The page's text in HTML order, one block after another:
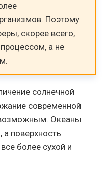
Поэтому
скорее всего,
а не
солнечной
современной
Океаны
а поверхность
более сухой и